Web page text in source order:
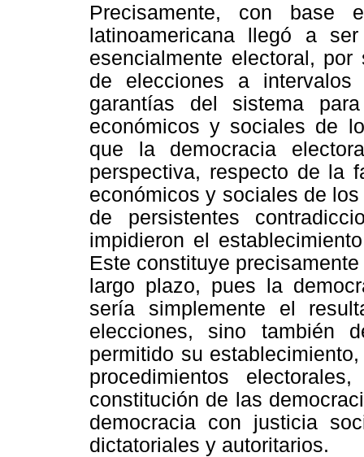
Precisamente, con base
latinoamericana llegó a
esencialmente electoral,
de elecciones a
garantías del sistema
económicos y sociales de
que la democracia
perspectiva, respecto de la
económicos y sociales de
de persistentes
impidieron el
Este constituye
largo plazo, pues la
sería simplemente el
elecciones, sino también
permitido su
procedimientos
constitución de las
democracia con justicia
dictatoriales y autoritarios.